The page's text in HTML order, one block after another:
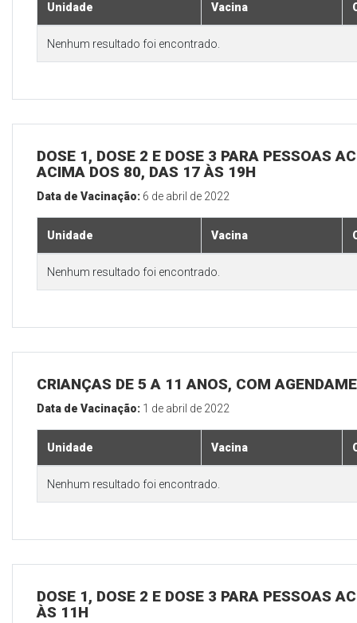
Unidade Vacina
Nenhum resultado foi encontrado.
DOSE 1, DOSE 2 E DOSE 3 PARA PESSOAS
ACIMA DOS 80, DAS 17 ÀS 19H
Data de Vacinação: 6 de abril de 2022
Unidade Vacina
Nenhum resultado foi encontrado.
CRIANÇAS DE 5 A 11 ANOS, COM
Data de Vacinação: 1 de abril de 2022
Unidade Vacina
Nenhum resultado foi encontrado.
DOSE 1, DOSE 2 E DOSE 3 PARA PESSOAS
ÀS 11H